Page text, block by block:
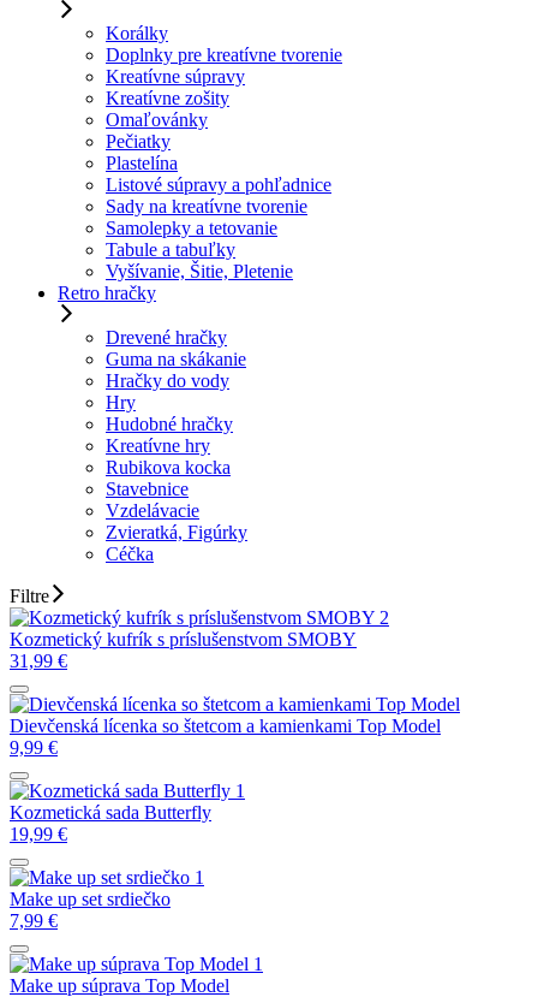
Korálky
Doplnky pre kreatívne tvorenie
Kreatívne súpravy
Kreatívne zošity
Omaľovánky
Pečiatky
Plastelína
Listové súpravy a pohľadnice
Sady na kreatívne tvorenie
Samolepky a tetovanie
Tabule a tabuľky
Vyšívanie, Šitie, Pletenie
Retro hračky
Drevené hračky
Guma na skákanie
Hračky do vody
Hry
Hudobné hračky
Kreatívne hry
Rubikova kocka
Stavebnice
Vzdelávacie
Zvieratká, Figúrky
Céčka
Filtre
Kozmetický kufrík s príslušenstvom SMOBY
31,99 €
Dievčenská lícenka so štetcom a kamienkami Top Model
9,99 €
Kozmetická sada Butterfly
19,99 €
Make up set srdiečko
7,99 €
Make up súprava Top Model